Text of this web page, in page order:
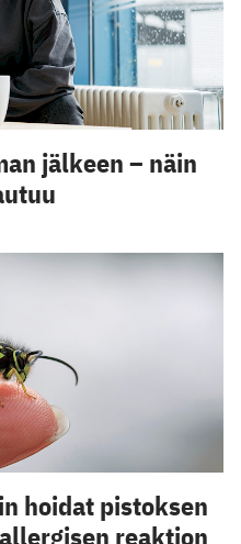
jälkeen – näin
hoidat pistoksen
reaktion